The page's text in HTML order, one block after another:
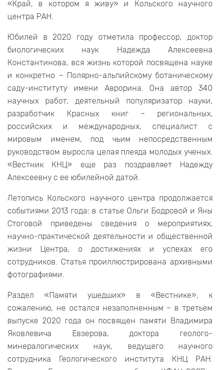
«Край, в котором я живу» и Кольского научного
центра РАН.
Юбилей в 2020 году отметила профессор, доктор
биологических наук Надежда Алексеевна
Константинова, вся жизнь которой посвящена науке
и конкретно – Полярно-альпийскому ботаническому
саду-институту имени Аврорина. Она автор 340
научных работ, деятельный популяризатор науки,
разработчик Красных книг – региональных,
российских и международных, специалист с
мировым именем, под чьим непосредственным
руководством выросла целая плеяда молодых ученых.
«Вестник КНЦ» еще раз поздравляет Надежду
Алексеевну с ее юбилейной датой.
Летопись Кольского научного центра продолжается
событиями 2013 года: в статье Ольги Бодровой и Яны
Стоговой приведены сведения о мероприятиях,
научно-практической деятельности и общественной
жизни Центра, о достижениях и успехах его
сотрудников. Статья проиллюстрирована архивными
фотографиями.
Раздел «Памяти ушедших» в «Вестнике», к
сожалению, не остался незаполненным – в третьем
выпуске 2020 года он посвящен памяти Владимира
Яковлевича Евзерова, доктора геолого-
минералогических наук, ведущего научного
сотрудника Геологического института КНЦ РАН.